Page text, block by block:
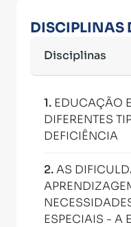
DISCIPLINAS
Disciplinas
1. EDUCAÇÃO
DIFERENTES
DEFICIÊNCIA
2.AS
ESPECIAIS - A